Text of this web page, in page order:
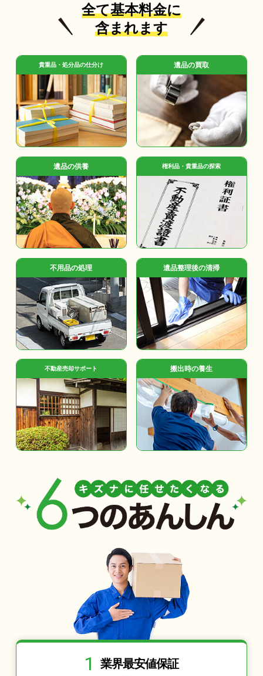
全て基本料金に
含まれます
貴重品・処分品の仕分け 遺品の買取
遺品の供養 権利品・貴重品の探索
不用品の処理 遺品整理後の清掃
不動産売却サポート 搬出時の養生
1 業界最安値保証